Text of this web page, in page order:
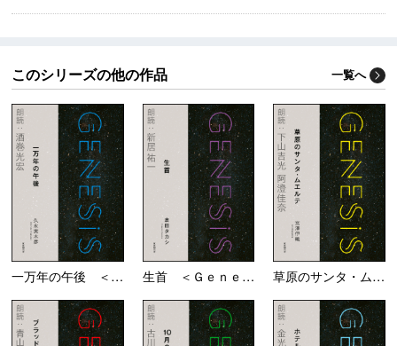
このシリーズの他の作品 一覧へ
一万年の午後 ＜Ｇｅｎ... 生首 ＜Ｇｅｎｅｓｉｓ... 草原のサンタ・ムエルテ...